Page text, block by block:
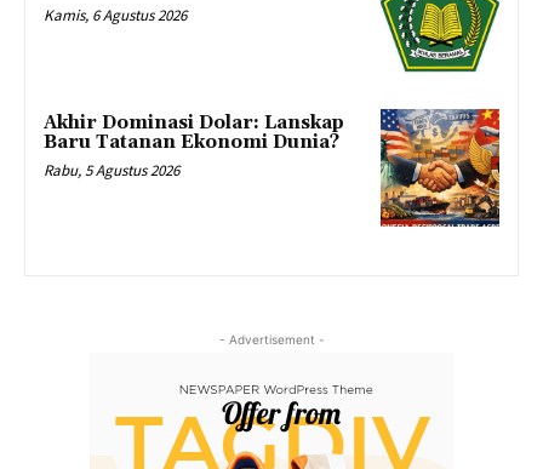
Kamis, 6 Agustus 2026
Akhir Dominasi Dolar: Lanskap
Baru Tatanan Ekonomi Dunia?
Rabu, 5 Agustus 2026
- Advertisement -